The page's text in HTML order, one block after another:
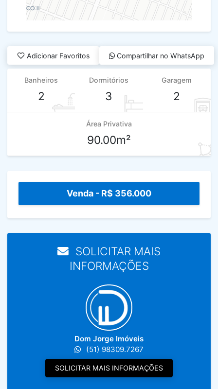
Adicionar Favoritos Compartilhar no WhatsApp
Banheiros
2
Dormitórios
3
Garagem
2
Área Privativa
90.00m²
Venda - R$ 356.000
SOLICITAR MAIS
INFORMAÇÕES
Dom Jorge Imóveis
(51) 98309.7267
SOLICITAR MAIS INFORMAÇÕES